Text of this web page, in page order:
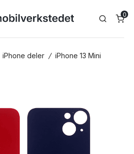
Search
0
iPhone deler / iPhone 13 Mini